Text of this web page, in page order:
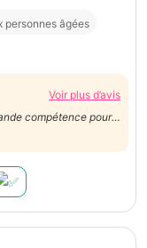
personnes âgées
Voir plus d’avis
compétence pour
sent une belle